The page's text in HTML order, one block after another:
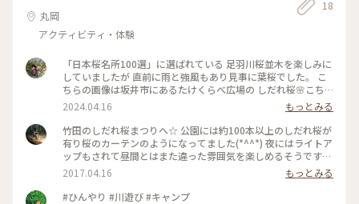
丸岡
アクティビティ・体験
18
「日本桜名所100選」に選ばれている 足羽川桜並木を楽しみに
していましたが 直前に雨と強風もあり見事に葉桜でした。 こ
ちらの画像は坂井市にあるたけくらべ広場の しだれ桜🌸こち
らは満開 夏日だった先週末に見事なしだれ桜を堪能 できまし
た。 ☀️炎天下でかき氷片手に桜🌸 珍しい体験ができました🤗
#福井県 #ひとり旅 #しだれ桜 #坂井市たけくらべ広場 #桜とか
き氷 #おひとり様 #桜名所
2024.04.16
もっとみる
竹田のしだれ桜まつりへ☆ 公園には約100本以上のしだれ桜が
有り桜のカーテンのようになってました(*^^*) 夜にはライトア
ップもされて昼間とはまた違った雰囲気を楽しめるそうです。
ライトアップ4/22まで🌸
2017.04.16
もっとみる
#ひんやり #川遊び #キャンプ